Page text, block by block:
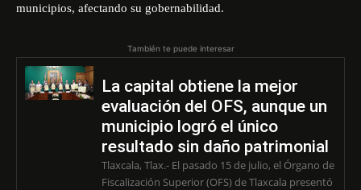
municipios, afectando su gobernabilidad.
También te puede interesar
La capital obtiene la mejor
evaluación del OFS, aunque un
municipio logró el único
resultado sin daño patrimonial
Tlaxcala, Tlax.- El pasado 15 de julio, el Órgano de
Fiscalización Superior (OFS) de Tlaxcala presentó